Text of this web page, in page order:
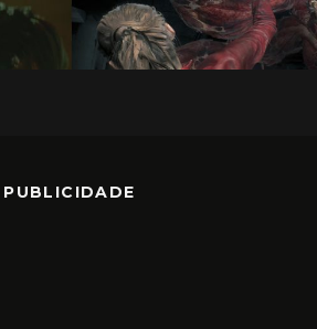
PUBLICIDADE